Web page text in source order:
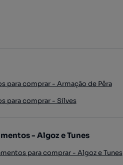
para comprar - Armação de Pêra
para comprar - Silves
- Algoz e Tunes
para comprar - Algoz e Tunes